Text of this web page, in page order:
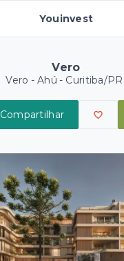
Youinvest
Vero
Vero - Ahú - Curitiba/PR
Compartilhar